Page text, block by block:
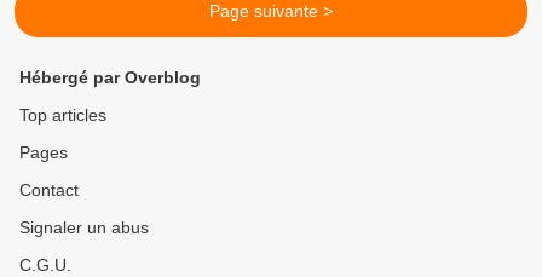
Page suivante >
Hébergé par Overblog
Top articles
Pages
Contact
Signaler un abus
C.G.U.